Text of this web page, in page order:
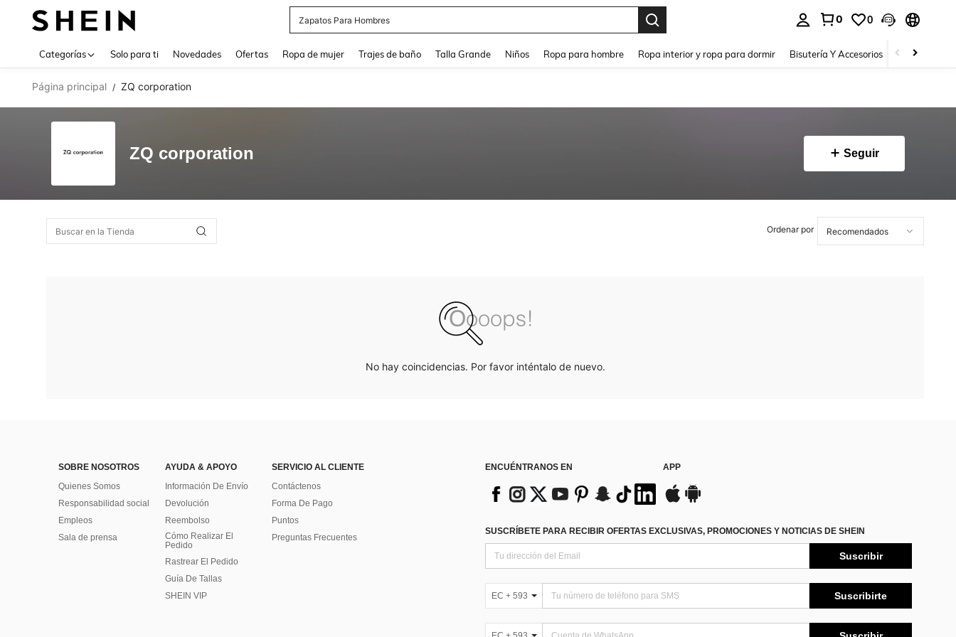
Zapatos Para Hombres
0 0
Categorías Solo para ti Novedades Ofertas Ropa de mujer Trajes de baño Talla Grande Niños Ropa para hombre Ropa interior y ropa para dormir Bisutería Y Accesorios Zapatos
Página principal / ZQ corporation
ZQ corporation Seguir
Ordenar por
No hay coincidencias. Por favor inténtalo de nuevo.
SOBRE NOSOTROS
Quienes Somos
Responsabilidad social
Empleos
Sala de prensa
AYUDA & APOYO
Información De Envío
Devolución
Reembolso
Cómo Realizar El
Pedido
Rastrear El Pedido
Guía De Tallas
SHEIN VIP
SERVICIO AL CLIENTE
Contáctenos
Forma De Pago
Puntos
Preguntas Frecuentes
ENCUÉNTRANOS EN APP
SUSCRÍBETE PARA RECIBIR OFERTAS EXCLUSIVAS, PROMOCIONES Y NOTICIAS DE SHEIN
Suscribir
EC + 593 Suscribirte